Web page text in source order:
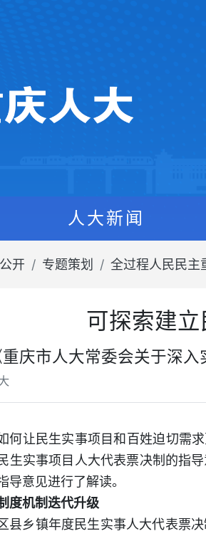
人大新闻
开 专题策划 全过程人民民主
可探索建
庆市人大常委会关于深入
何让民生实事项目和百姓迫切需
生实事项目人大代表票决制的指
导意见进行了解读。
度机制迭代升级
县乡镇年度民生实事人大代表票